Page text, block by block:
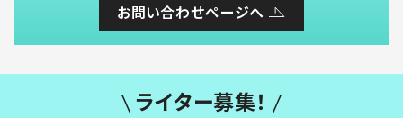
お問い合わせページへ
ライター募集！